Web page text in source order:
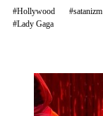
#Hollywood #satanizm
#Lady Gaga